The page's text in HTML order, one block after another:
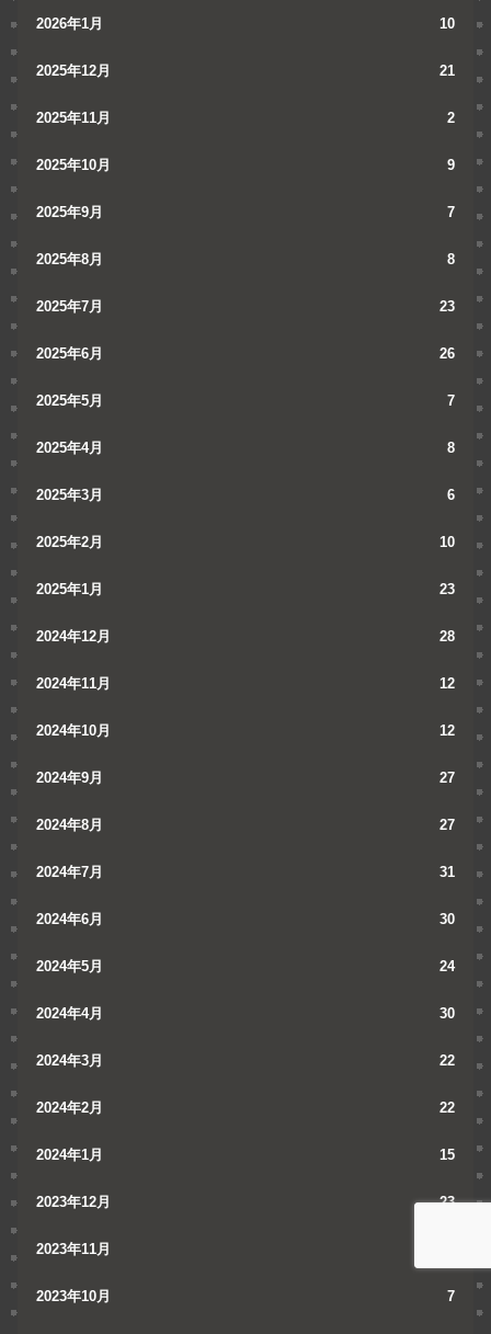
2026年1月 10
2025年12月 21
2025年11月 2
2025年10月 9
2025年9月 7
2025年8月 8
2025年7月 23
2025年6月 26
2025年5月 7
2025年4月 8
2025年3月 6
2025年2月 10
2025年1月 23
2024年12月 28
2024年11月 12
2024年10月 12
2024年9月 27
2024年8月 27
2024年7月 31
2024年6月 30
2024年5月 24
2024年4月 30
2024年3月 22
2024年2月 22
2024年1月 15
2023年12月 23
2023年11月
2023年10月 7